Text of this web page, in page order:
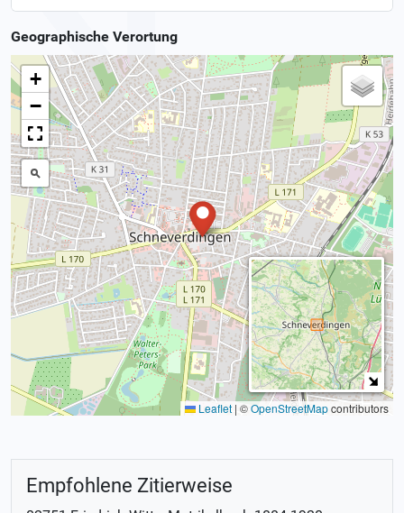
Geographische Verortung
+
−
Leaflet | ©OpenStreetMapcontributors
Empfohlene Zitierweise